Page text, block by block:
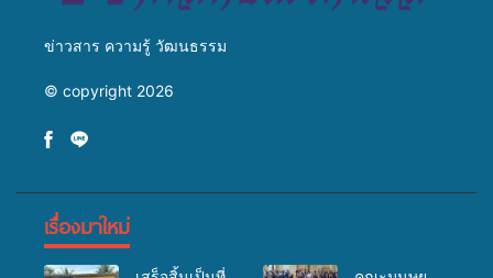
ข่าวสาร ความรู้ วัฒนธรรม
© copyright 2026
เรื่องมาใหม่